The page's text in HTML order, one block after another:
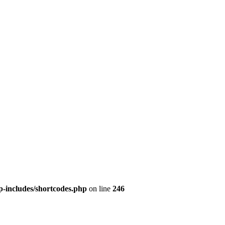
includes/shortcodes.php on line 246